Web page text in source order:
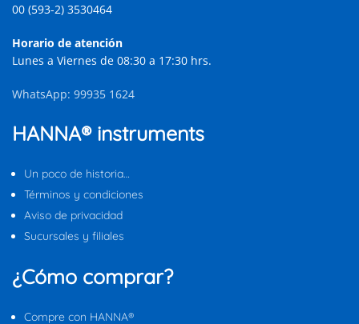
00 (593-2) 3530464
Horario de atención
Lunes a Viernes de 08:30 a 17:30 hrs.
WhatsApp: 99935 1624
HANNA® instruments
Un poco de historia…
Términos y condiciones
Aviso de privacidad
Sucursales y filiales
¿Cómo comprar?
Compre con HANNA®